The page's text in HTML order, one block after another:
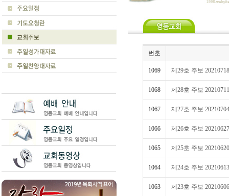
번호
1069 제29호 주보
1068 제28호 주보
1067 제27호 주보
1066 제26호 주보
1065 제25호 주보
1064 제24호 주보
1063 제23호 주보